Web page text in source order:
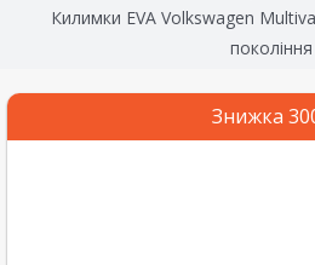
Килимки EVA Volkswagen
покоління
Знижка